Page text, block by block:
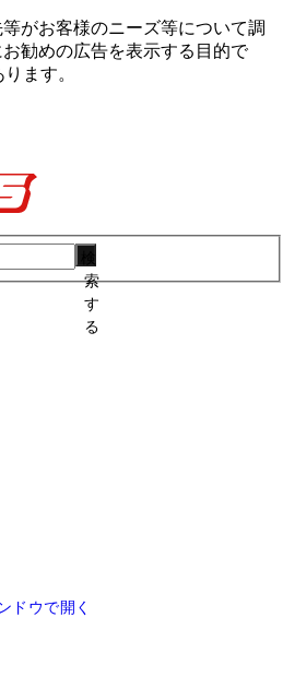
がお客様のニーズ等について調
勧めの広告を表⽰する⽬的で
ます。
索
す
る
ドウで開く